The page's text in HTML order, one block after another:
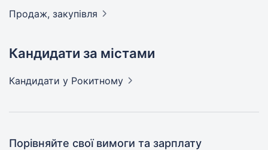
Продаж, закупівля
Кандидати за містами
Кандидати у Рокитному
Порівняйте свої вимоги та зарплату